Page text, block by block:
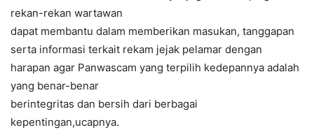
rekan-rekan wartawan
dapat membantu dalam memberikan masukan, tanggapan
serta informasi terkait rekam jejak pelamar dengan
harapan agar Panwascam yang terpilih kedepannya adalah
yang benar-benar
berintegritas dan bersih dari berbagai
kepentingan,ucapnya.